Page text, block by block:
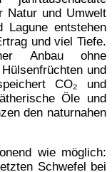
Natur und Umwelt
Lagune entstehen
und viel Tiefe.
Anbau ohne
und
CO₂ und
Öle und
den naturnahen
wie möglich:
Schwefel bei